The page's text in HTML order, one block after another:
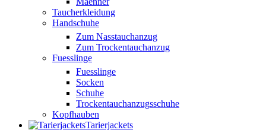
Taucherkleidung
Handschuhe
Zum Nasstauchanzug
Zum Trockentauchanzug
Fuesslinge
Fuesslinge
Socken
Schuhe
Trockentauchanzugsschuhe
Kopfhauben
Tarierjackets